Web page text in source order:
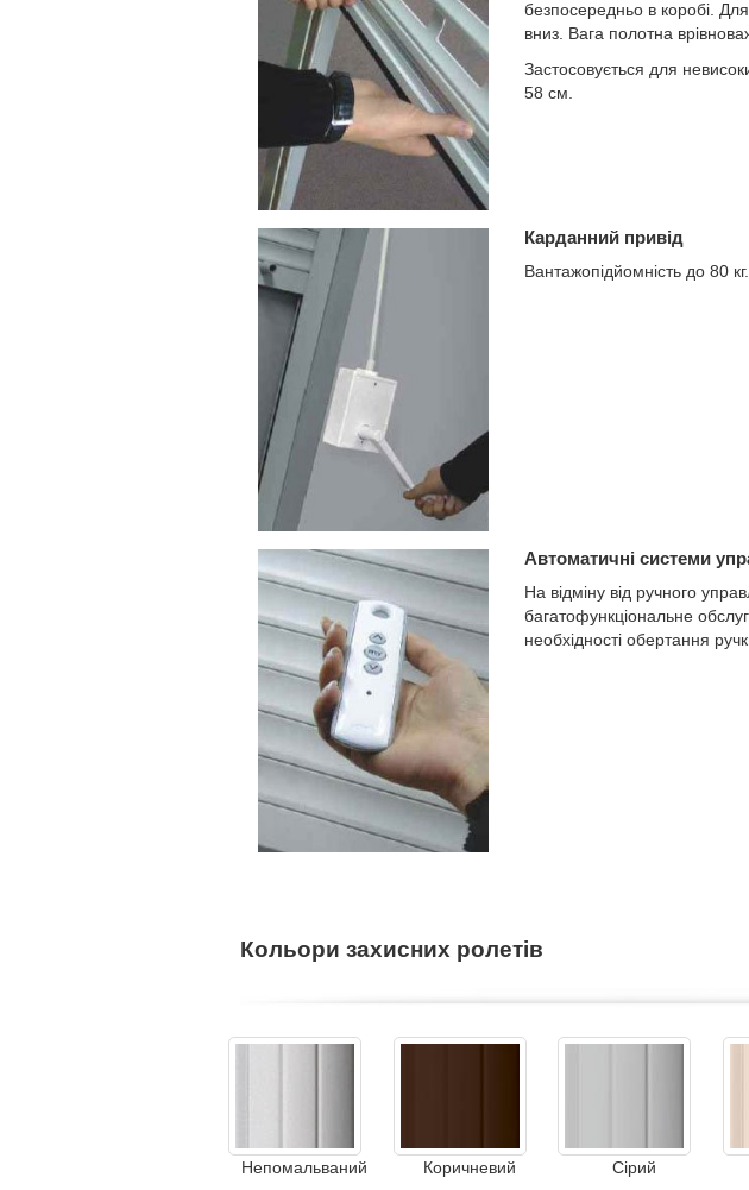
безпосередньо в коробі.
вниз. Вага полотна
Застосовується для
58 см.
Карданний привід
Вантажопідйомність до 80 кг.
Автоматичні системи
На відміну від ручного
багатофункціональне
необхідності обертання
Кольори захисних ролетів
Непомальваний Коричневий Сірий